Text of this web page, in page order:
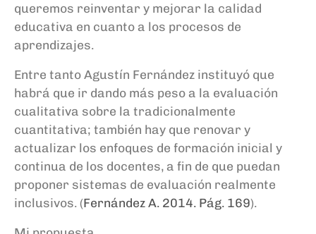
queremos reinventar y mejorar la calidad
educativa en cuanto a los procesos de
aprendizajes.
Entre tantoAgustín Fernández instituyó que
habrá que ir dando más peso a la evaluación
cualitativa sobre la tradicionalmente
cuantitativa; también hay que renovar y
actualizar los enfoques de formación inicial y
continua de los docentes, a fin de que puedan
proponer sistemas de evaluación realmente
inclusivos. (Fernández A. 2014. Pág. 169).